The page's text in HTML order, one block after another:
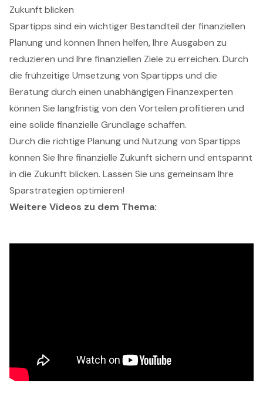
Zukunft blicken
Spartipps sind ein wichtiger Bestandteil der finanziellen
Planung und können Ihnen helfen, Ihre Ausgaben zu
reduzieren und Ihre finanziellen Ziele zu erreichen. Durch
die frühzeitige Umsetzung von Spartipps und die
Beratung durch einen unabhängigen Finanzexperten
können Sie langfristig von den Vorteilen profitieren und
eine solide finanzielle Grundlage schaffen.
Durch die richtige Planung und Nutzung von Spartipps
können Sie Ihre finanzielle Zukunft sichern und entspannt
in die Zukunft blicken. Lassen Sie uns gemeinsam Ihre
Sparstrategien optimieren!
Weitere Videos zu dem Thema: